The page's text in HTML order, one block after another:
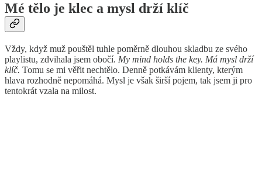
Mé tělo je klec a mysl drží klíč
Vždy, když muž pouštěl tuhle poměrně dlouhou skladbu ze svého
playlistu, zdvihala jsem obočí. My mind holds the key. Má mysl drží
klíč. Tomu se mi věřit nechtělo. Denně potkávám klienty, kterým
hlava rozhodně nepomáhá. Mysl je však širší pojem, tak jsem ji pro
tentokrát vzala na milost.